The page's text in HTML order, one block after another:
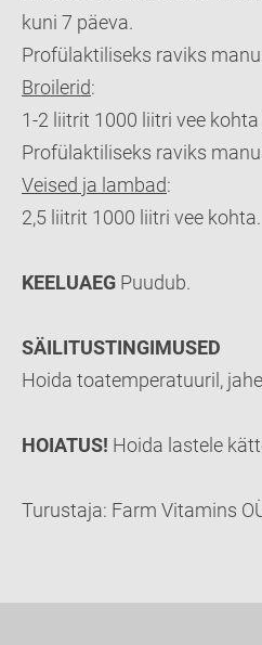
kuni 7 päeva.
Profülaktiliseks raviks
Broilerid:
1-2 liitrit 1000 liitri vee
Profülaktiliseks raviks
Veised ja lambad:
2,5 liitrit 1000 liitri vee kohta.
KEELUAEG Puudub.
SÄILITUSTINGIMUSED
Hoida toatemperatuuril,
HOIATUS! Hoida lastele
Turustaja: Farm Vitamins